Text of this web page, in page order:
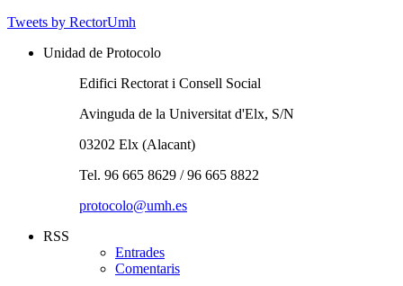
Tweets by RectorUmh
Unidad de Protocolo
Edifici Rectorat i Consell Social
Avinguda de la Universitat d'Elx, S/N
03202 Elx (Alacant)
Tel. 96 665 8629 / 96 665 8822
protocolo@umh.es
RSS
Entrades
Comentaris